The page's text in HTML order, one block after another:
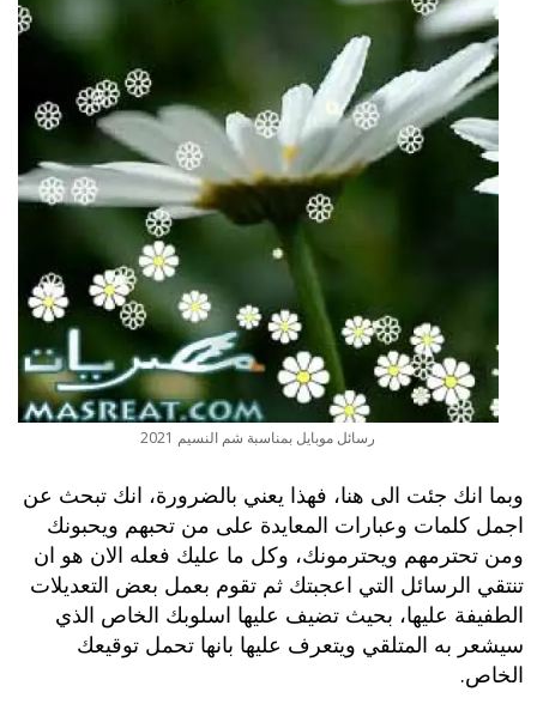
رسائل موبايل بمناسبة شم النسيم 2021
وبما انك جئت الى هنا، فهذا يعني بالضرورة، انك تبحث عن
اجمل كلمات وعبارات المعايدة على من تحبهم ويحبونك
ومن تحترمهم ويحترمونك، وكل ما عليك فعله الان هو ان
تنتقي الرسائل التي اعجبتك ثم تقوم بعمل بعض التعديلات
الطفيفة عليها، بحيث تضيف عليها اسلوبك الخاص الذي
سيشعر به المتلقي ويتعرف عليها بانها تحمل توقيعك
الخاص.